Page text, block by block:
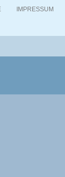
IMPRESSUM